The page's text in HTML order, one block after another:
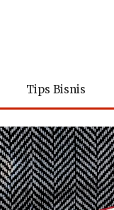
Tips Bisnis